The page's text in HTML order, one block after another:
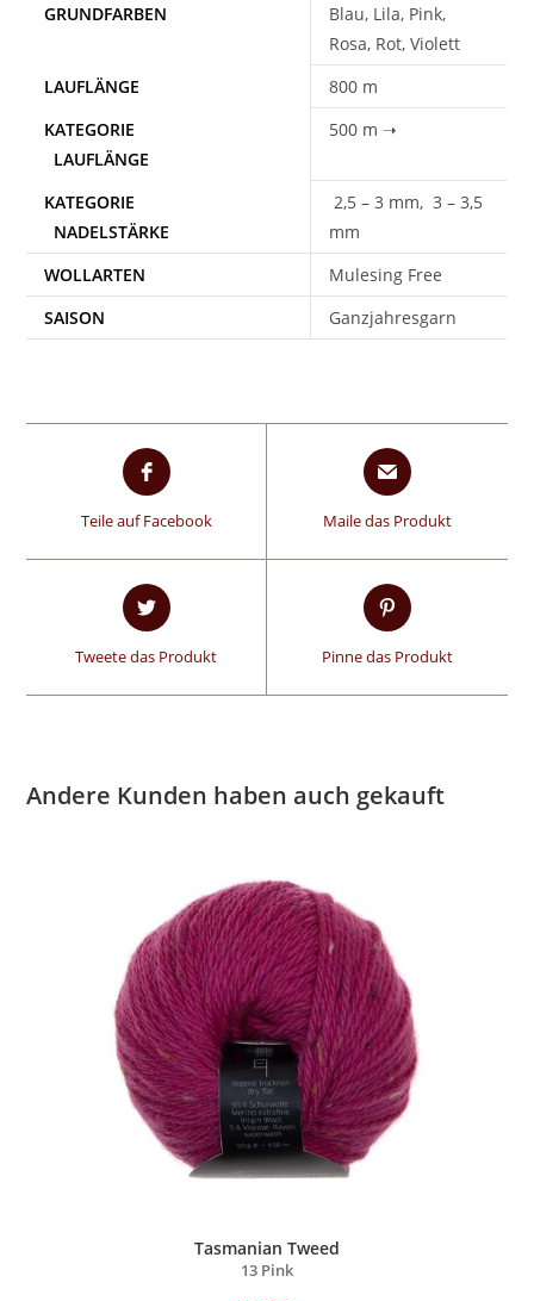
Blau, Lila, Pink,
Rosa, Rot, Violett
800 m
500 m ➝
2,5 – 3 mm, 3 – 3,5
mm
WOLLARTEN
Mulesing Free
SAISON
Ganzjahresgarn
Teile auf Facebook Maile das Produkt
Tweete das Produkt Pinne das Produkt
Andere Kunden haben auch gekauft
Tasmanian Tweed
13 Pink